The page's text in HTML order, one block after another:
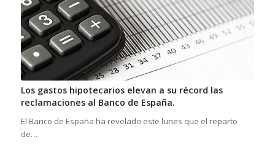
Los gastos hipotecarios elevan a su récord las
reclamaciones al Banco de España.
El Banco de España ha revelado este lunes que el reparto
de…